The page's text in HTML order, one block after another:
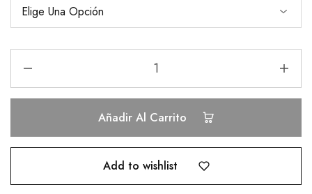
Añadir Al Carrito
Add to wishlist